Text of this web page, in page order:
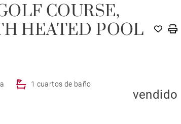
COURSE,
HEATED POOL
1 cuartos de baño
vendido